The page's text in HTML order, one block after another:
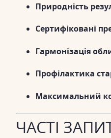
Природність
Сертифіковані
Гармонізація
Профілактика
Максимальний
ЧАСТІ